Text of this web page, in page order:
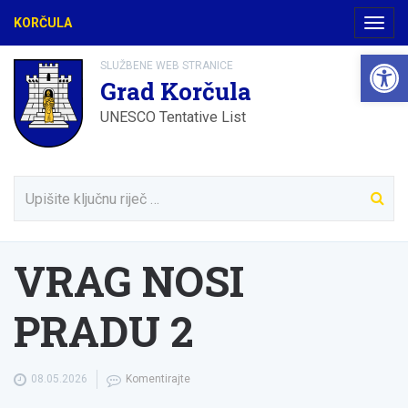
KORČULA
SLUŽBENE WEB STRANICE
Grad Korčula
UNESCO Tentative List
VRAG NOSI
PRADU 2
08.05.2026 Komentirajte